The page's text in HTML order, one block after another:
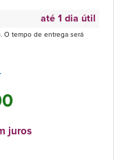
até 1 dia útil
O tempo de entrega será
juros